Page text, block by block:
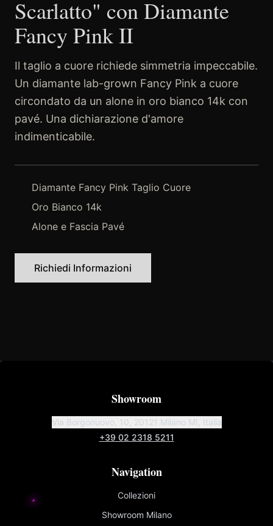
Scarlatto" con Diamante
Fancy Pink II
Il taglio a cuore richiede simmetria impeccabile.
Un diamante lab-grown Fancy Pink a cuore
circondato da un alone in oro bianco 14k con
pavé. Una dichiarazione d'amore
indimenticabile.
Diamante Fancy Pink Taglio Cuore
Oro Bianco 14k
Alone e Fascia Pavé
Richiedi Informazioni
Showroom
Via Borgonuovo, 10, 20121 Milano MI, Italia
+39 02 2318 5211
Navigation
Collezioni
Showroom Milano